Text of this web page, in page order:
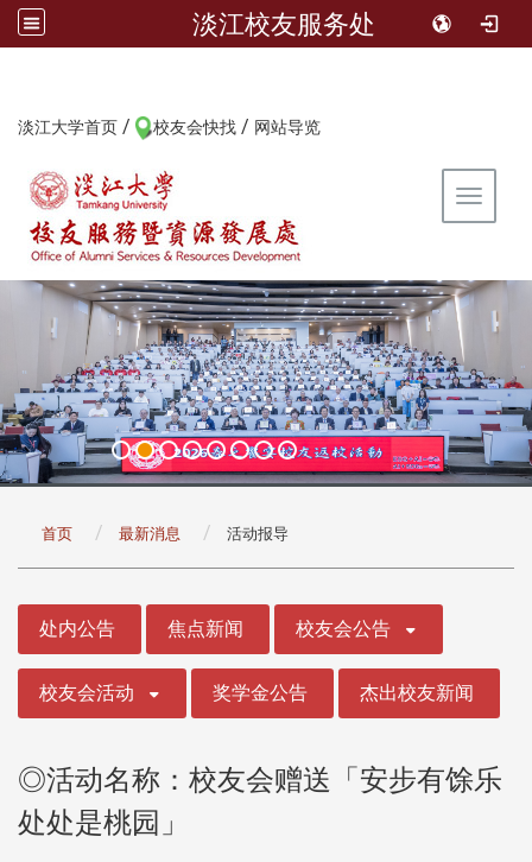
淡江校友服务处
淡江大学首页 / 校友会快找 / 网站导览
Toggle
首页 最新消息 活动报导
处内公告 焦点新闻 校友会公告
校友会活动 奖学金公告 杰出校友新闻
◎活动名称：校友会赠送「安步有馀乐
处处是桃园」